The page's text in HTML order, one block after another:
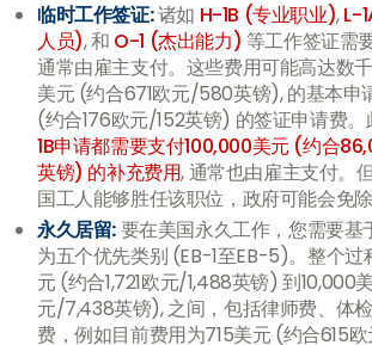
临时工作签证:诸如 H-1B (专业职业),L-
人员), 和 O-1 (杰出能力) 等工作签证需
通常由雇主支付。这些费用可能高达数
美元 (约合671欧元/580英镑), 的基本申
(约合176欧元/152英镑) 的签证申请费。
1B申请都需要支付100,000美元 (约合
英镑) 的补充费用, 通常也由雇主支付。
国工人能够胜任该职位，政府可能会免除
永久居留:要在美国永久工作，您需要
为五个优先类别 (EB-1至EB-5)。整个过
元 (约合1,721欧元/1,488英镑) 到10,000
元/7,438英镑), 之间，包括律师费、体
费，例如目前费用为715美元 (约合615